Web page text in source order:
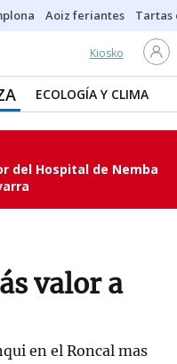
Aoiz feriantes Tartas
Kiosko
ECOLOGÍA Y CLIMA
del Hospital de Nemba
valor a
en el Roncal mas